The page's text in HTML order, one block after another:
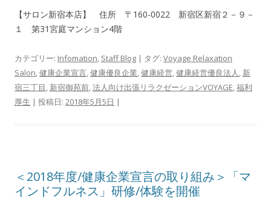
【サロン新宿本店】 住所 〒160-0022 新宿区新宿２－９－
１ 第31宮庭マンション4階
カテゴリー: Infomation Staff Blog | タグ: Voyage Relaxation
Salon 健康企業宣言 健康優良企業 健康経営 健康経営優良法人 新
宿三丁目 新宿御苑前 法人向け出張リラクゼーションVOYAGE 福利
厚生 | 投稿日: 2018年5月5日 |
＜2018年度/健康企業宣言の取り組み＞「マ
インドフルネス」研修/体験を開催